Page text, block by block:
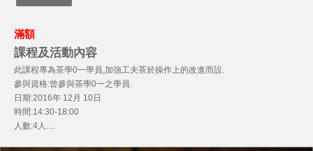
滿額
課程及活動內容
此課程專為茶學0一學員,加強工夫茶於操作上的改進而設.
參與資格:曾參與茶學0一之學員.
日期:2016年 12月 10日
時間:14:30-18:00
人數:4人....